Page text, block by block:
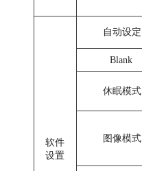
软件
设置
自动设定
Blank
休眠模式
图像模式